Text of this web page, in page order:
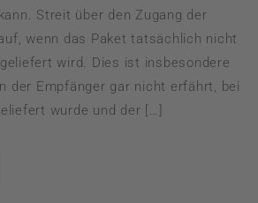
Streit über den Zugang der
wenn das Paket tatsächlich nicht
wird. Dies ist insbesondere
der Empfänger gar nicht erfährt, bei
wurde und der […]